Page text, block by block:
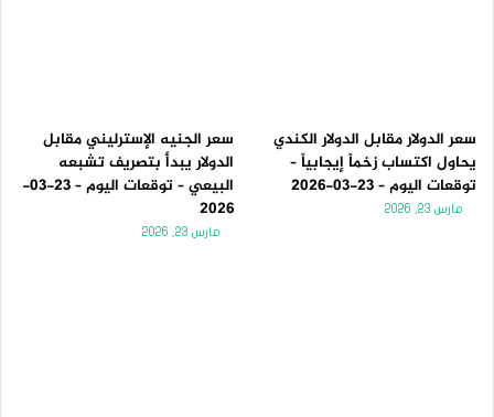
سعر الدولار مقابل الدولار الكندي
يحاول اكتساب زخماً إيجابياً –
توقعات اليوم – 23-03-2026
مارس 23, 2026
سعر الجنيه الإسترليني مقابل
الدولار يبدأ بتصريف تشبعه
البيعي – توقعات اليوم – 23-03-
2026
مارس 23, 2026